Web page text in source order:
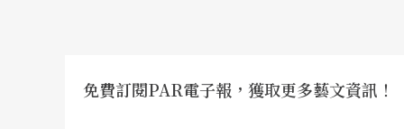
免費訂閱PAR電子報，獲取更多藝文資訊！